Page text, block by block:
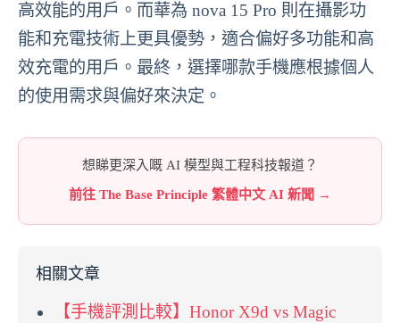
高效能的用戶。而華為 nova 15 Pro 則在攝影功
能和充電技術上更具優勢，適合偏好多功能和高
效充電的用戶。最終，選擇哪款手機應根據個人
的使用需求與偏好來決定。
想睇更深入嘅 AI 模型與工程科技報道？
前往 The Base Principle 繁體中文 AI 新聞 →
相關文章
【手機評測比較】Honor X9d vs Magic